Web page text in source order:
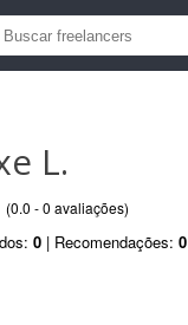
L.
(0.0 - 0 avaliações)
0 | Recomendações: 0